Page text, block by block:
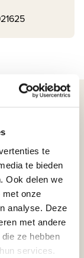
te
te bieden
Ook delen we
met onze
analyse. Deze
met andere
ze hebben
services.